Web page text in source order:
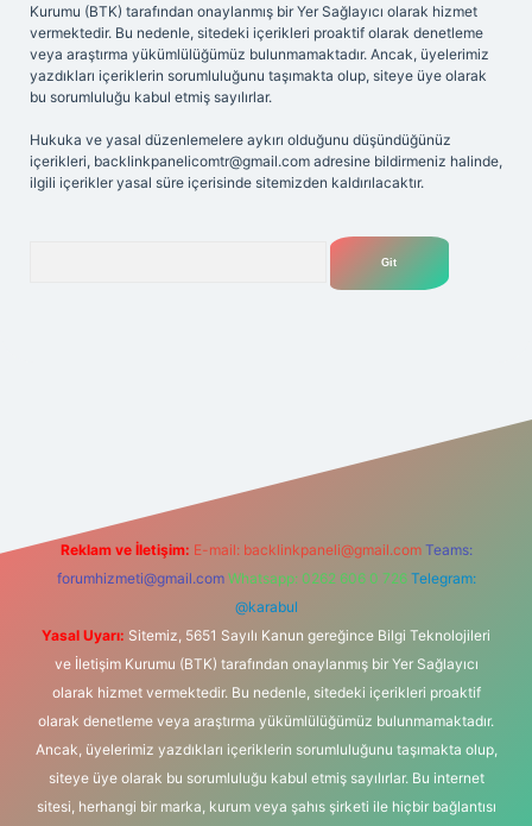
Kurumu (BTK) tarafından onaylanmış bir Yer Sağlayıcı olarak hizmet
vermektedir. Bu nedenle, sitedeki içerikleri proaktif olarak denetleme
veya araştırma yükümlülüğümüz bulunmamaktadır. Ancak, üyelerimiz
yazdıkları içeriklerin sorumluluğunu taşımakta olup, siteye üye olarak
bu sorumluluğu kabul etmiş sayılırlar.
Hukuka ve yasal düzenlemelere aykırı olduğunu düşündüğünüz
içerikleri, backlinkpanelicomtr@gmail.com adresine bildirmeniz halinde,
ilgili içerikler yasal süre içerisinde sitemizden kaldırılacaktır.
Reklam ve İletişim: E-mail: backlinkpaneli@gmail.com Teams:
forumhizmeti@gmail.com Whatsapp: 0262 606 0 726 Telegram:
@karabul
Yasal Uyarı: Sitemiz, 5651 Sayılı Kanun gereğince Bilgi Teknolojileri
ve İletişim Kurumu (BTK) tarafından onaylanmış bir Yer Sağlayıcı
olarak hizmet vermektedir. Bu nedenle, sitedeki içerikleri proaktif
olarak denetleme veya araştırma yükümlülüğümüz bulunmamaktadır.
Ancak, üyelerimiz yazdıkları içeriklerin sorumluluğunu taşımakta olup,
siteye üye olarak bu sorumluluğu kabul etmiş sayılırlar. Bu internet
sitesi, herhangi bir marka, kurum veya şahıs şirketi ile hiçbir bağlantısı